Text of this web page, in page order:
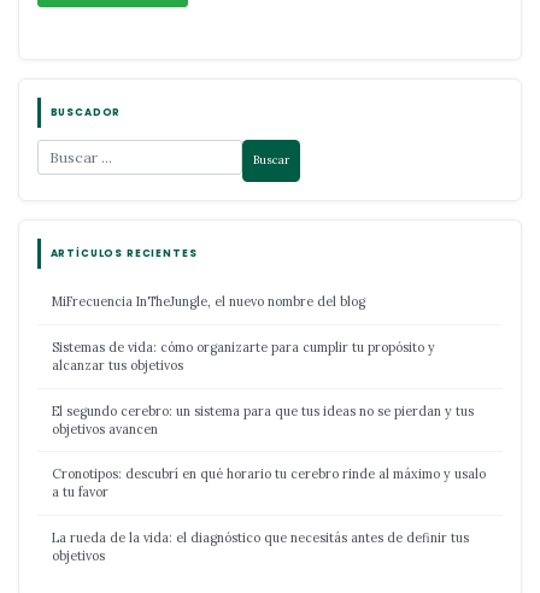
BUSCADOR
ARTÍCULOS RECIENTES
MiFrecuencia InTheJungle, el nuevo nombre del blog
Sistemas de vida: cómo organizarte para cumplir tu propósito y
alcanzar tus objetivos
El segundo cerebro: un sistema para que tus ideas no se pierdan y tus
objetivos avancen
Cronotipos: descubrí en qué horario tu cerebro rinde al máximo y usalo
a tu favor
La rueda de la vida: el diagnóstico que necesitás antes de definir tus
objetivos